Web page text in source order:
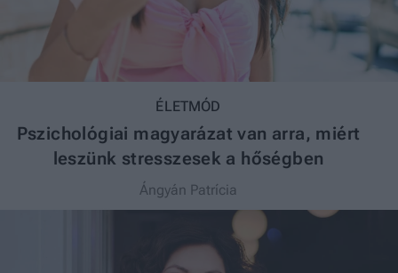
ÉLETMÓD
Pszichológiai magyarázat van arra, miért
leszünk stresszesek a hőségben
Ángyán Patrícia